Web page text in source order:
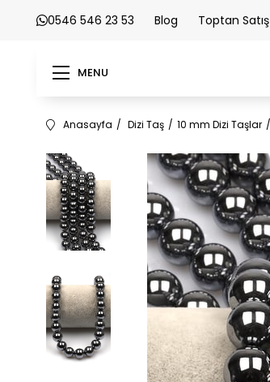
0546 546 23 53 Blog Toptan Satış
MENU
Anasayfa Dizi Taş 10 mm Dizi Taşlar